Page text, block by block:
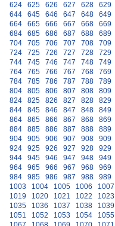
624
625 626 627 628 629
644
645 646 647 648 649
664
665 666 667 668 669
684
685 686 687 688 689
704
705 706 707 708 709
724
725 726 727 728 729
744
745 746 747 748 749
764
765 766 767 768 769
784
785 786 787 788 789
804
805 806 807 808 809
824
825 826 827 828 829
844
845 846 847 848 849
864
865 866 867 868 869
884
885 886 887 888 889
904
905 906 907 908 909
924
925 926 927 928 929
944
945 946 947 948 949
964
965 966 967 968 969
984
985 986 987 988 989
1003
1004 1005 1006 1007
1019
1020 1021 1022 1023
1035
1036 1037 1038 1039
1051
1052 1053 1054 1055